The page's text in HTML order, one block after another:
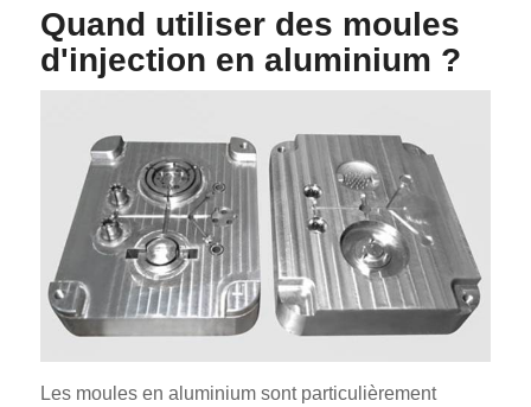
Quand utiliser des moules
d'injection en aluminium ?
Les moules en aluminium sont particulièrement